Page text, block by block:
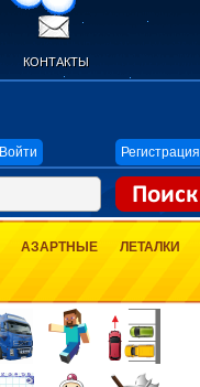
КОНТАКТЫ
Войти Регистрация
АЗАРТНЫЕ
ЛЕТАЛКИ